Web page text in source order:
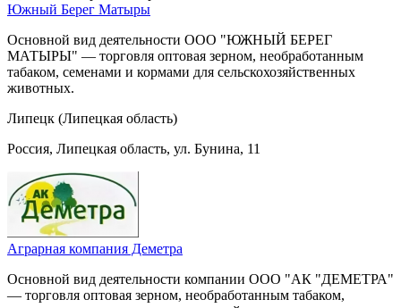
Южный Берег Матыры
Основной вид деятельности ООО "ЮЖНЫЙ БЕРЕГ
МАТЫРЫ" — торговля оптовая зерном, необработанным
табаком, семенами и кормами для сельскохозяйственных
животных.
Липецк (Липецкая область)
Россия, Липецкая область, ул. Бунина, 11
Аграрная компания Деметра
Основной вид деятельности компании ООО "АК "ДЕМЕТРА"
— торговля оптовая зерном, необработанным табаком,